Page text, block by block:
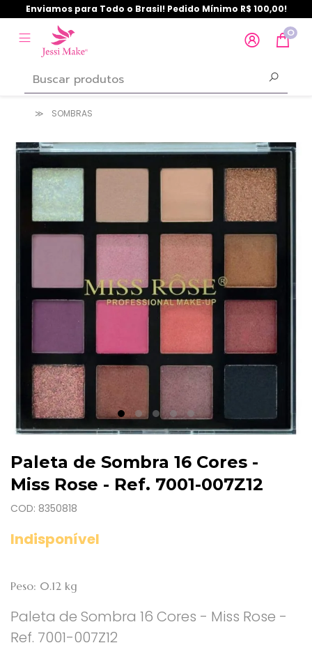
Enviamos para Todo o Brasil! Pedido Mínimo R$ 100,00!
0
SOMBRAS
Paleta de Sombra 16 Cores -
Miss Rose - Ref. 7001-007Z12
COD: 8350818
Indisponível
Peso: 0.12 kg
Paleta de Sombra 16 Cores - Miss Rose -
Ref. 7001-007Z12